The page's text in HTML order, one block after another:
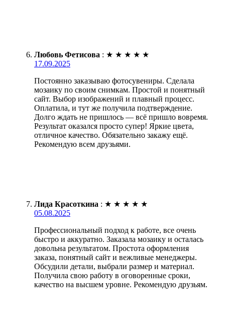
Любовь Фетисова : ★ ★ ★ ★ ★
17.09.2025
Постоянно заказываю фотосувениры. Сделала
мозаику по своим снимкам. Простой и понятный
сайт. Выбор изображений и плавный процесс.
Оплатила, и тут же получила подтверждение.
Долго ждать не пришлось — всё пришло вовремя.
Результат оказался просто супер! Яркие цвета,
отличное качество. Обязательно закажу ещё.
Рекомендую всем друзьями.
Лида Красоткина : ★ ★ ★ ★ ★
05.08.2025
Профессиональный подход к работе, все очень
быстро и аккуратно. Заказала мозаику и осталась
довольна результатом. Простота оформления
заказа, понятный сайт и вежливые менеджеры.
Обсудили детали, выбрали размер и материал.
Получила свою работу в оговоренные сроки,
качество на высшем уровне. Рекомендую друзьям.